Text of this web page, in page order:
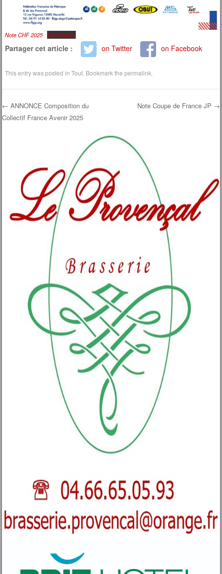
Note CHF 2025 Télécharger
Partager cet article : on Twitter on Facebook
This entry was posted inTout . Bookmark thepermalink
Post navigation
← ANNONCE Composition du
Collectif France Avenir 2025
Note Coupe de France JP →